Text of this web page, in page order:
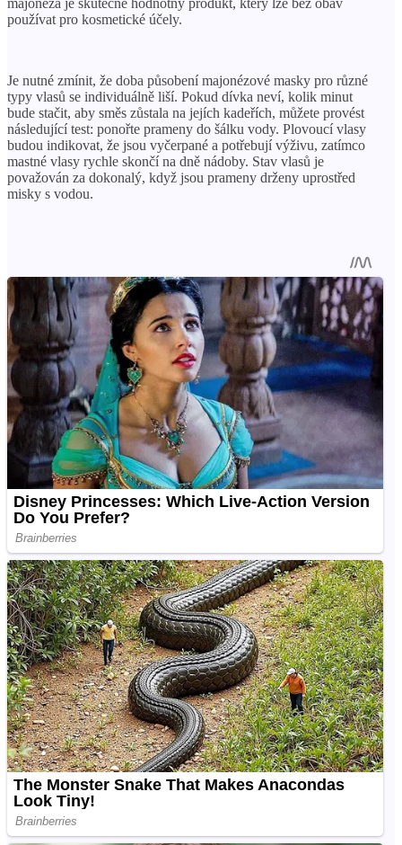
majonéza je skutečně hodnotný produkt, který lze bez obav
používat pro kosmetické účely.
Je nutné zmínit, že doba působení majonézové masky pro různé
typy vlasů se individuálně liší. Pokud dívka neví, kolik minut
bude stačit, aby směs zůstala na jejích kadeřích, můžete provést
následující test: ponořte prameny do šálku vody. Plovoucí vlasy
budou indikovat, že jsou vyčerpané a potřebují výživu, zatímco
mastné vlasy rychle skončí na dně nádoby. Stav vlasů je
považován za dokonalý, když jsou prameny drženy uprostřed
misky s vodou.